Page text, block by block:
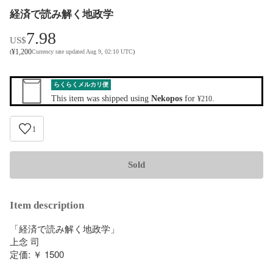
経済で読み解く地政学
US$7.98
(¥1,200Currency rate updated Aug 9, 02:10 UTC)
らくらくメルカリ便
This item was shipped using Nekopos for ¥210
1
Sold
Item description
「経済で読み解く地政学」
上念 司
定価: ￥ 1500